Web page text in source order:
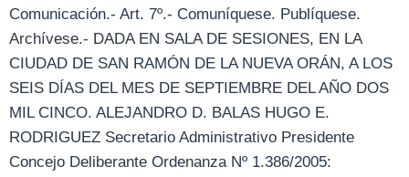
Comunicación.- Art. 7º.- Comuníquese. Publíquese.
Archívese.- DADA EN SALA DE SESIONES, EN LA
CIUDAD DE SAN RAMÓN DE LA NUEVA ORÁN, A LOS
SEIS DÍAS DEL MES DE SEPTIEMBRE DEL AÑO DOS
MIL CINCO. ALEJANDRO D. BALAS HUGO E.
RODRIGUEZ Secretario Administrativo Presidente
Concejo Deliberante Ordenanza Nº 1.386/2005: